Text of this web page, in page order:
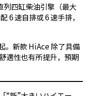
列四缸柴油引擎（最大
6 速自排或 6 速手排，
。新款 HiAce 除了具備
適性也有所提升，預期